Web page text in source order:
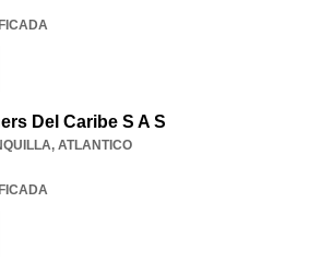
Del Caribe S A S
, ATLANTICO